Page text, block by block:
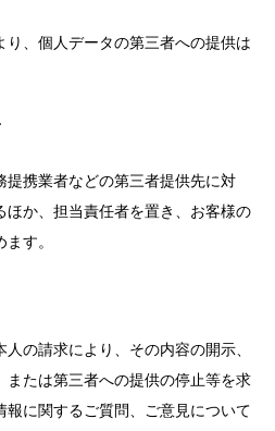
、個人データの第三者への提供は
提携業者などの第三者提供先に対
ほか、担当責任者を置き、お客様の
す。
の請求により、その内容の開示、
または第三者への提供の停止等を求
報に関するご質問、ご意見について